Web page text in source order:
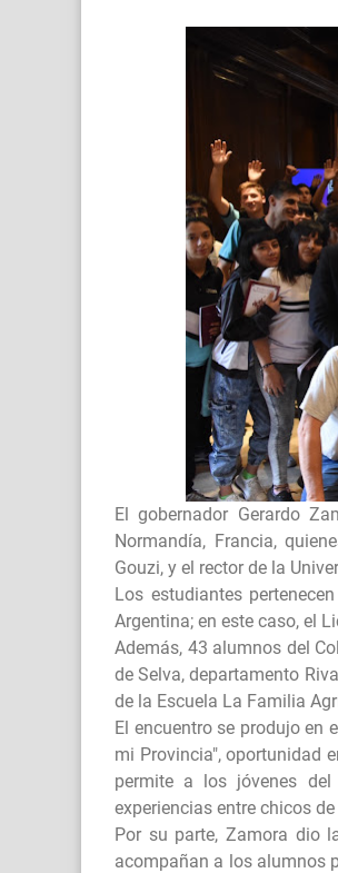
El gobernador Gerardo
Normandía, Francia,
Gouzi, y el rector de la
Los estudiantes
Argentina; en este caso, el
Además, 43 alumnos del
de Selva, departamento
de la Escuela La Familia
El encuentro se produjo en
mi Provincia", oportunidad
permite a los jóvenes
experiencias entre chicos
Por su parte, Zamora dio
acompañan a los alumnos